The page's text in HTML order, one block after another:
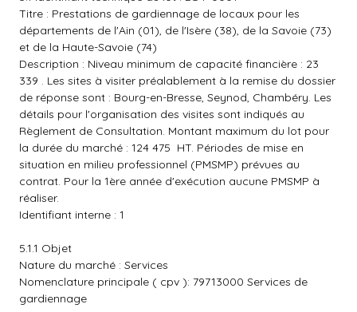
Titre : Prestations de gardiennage de locaux pour les
départements de l'Ain (01), de l'Isère (38), de la Savoie (73)
et de la Haute-Savoie (74)
Description : Niveau minimum de capacité financière : 23
339 . Les sites à visiter préalablement à la remise du dossier
de réponse sont : Bourg-en-Bresse, Seynod, Chambéry. Les
détails pour l'organisation des visites sont indiqués au
Règlement de Consultation. Montant maximum du lot pour
la durée du marché : 124 475  HT. Périodes de mise en
situation en milieu professionnel (PMSMP) prévues au
contrat. Pour la 1ère année d'exécution aucune PMSMP à
réaliser.
Identifiant interne : 1
5.1.1 Objet
Nature du marché : Services
Nomenclature principale ( cpv ): 79713000 Services de
gardiennage